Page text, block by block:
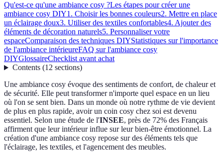
Qu'est-ce qu'une ambiance cosy ?Les étapes pour créer une
ambiance cosy DIY1. Choisir les bonnes couleurs2. Mettre en place
un éclairage doux3. Utiliser des textiles confortables4. Ajouter des
éléments de décoration naturels5. Personnaliser votre
espaceComparaison des techniques DIYStatistiques sur l'importance
de l'ambiance intérieureFAQ sur l'ambiance cosy
DIYGlossaireChecklist avant achat
Contents(12 sections)
Une ambiance cosy évoque des sentiments de confort, de chaleur et
de sécurité. Elle peut transformer n'importe quel espace en un lieu
où l'on se sent bien. Dans un monde où notre rythme de vie devient
de plus en plus rapide, avoir un coin cosy chez soi est devenu
essentiel. Selon une étude de l'INSEE, près de 72% des Français
affirment que leur intérieur influe sur leur bien-être émotionnel. La
création d'une ambiance cosy repose sur des éléments tels que
l'éclairage, les textiles, et l'agencement des meubles.